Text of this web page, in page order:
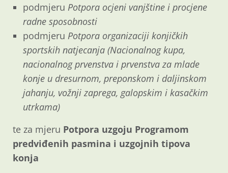
podmjeru Potpora ocjeni vanjštine i procjene
radne sposobnosti
podmjeru Potpora organizaciji konjičkih
sportskih natjecanja (Nacionalnog kupa,
nacionalnog prvenstva i prvenstva za mlade
konje u dresurnom, preponskom i daljinskom
jahanju, vožnji zaprega, galopskim i kasačkim
utrkama)
te za mjeru Potpora uzgoju Programom
predviđenih pasmina i uzgojnih tipova
konja